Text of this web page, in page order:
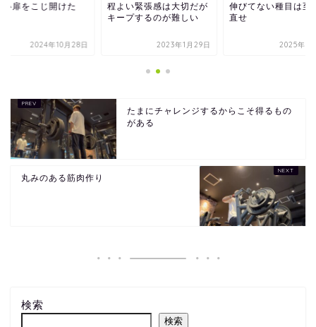
い扉をこじ開けた
2024年10月28日
程よい緊張感は大切だが
キープするのが難しい
2023年1月29日
伸びてない種目は至
直せ
2025年3
たまにチャレンジするからこそ得るもの
がある
丸みのある筋肉作り
検索
検索